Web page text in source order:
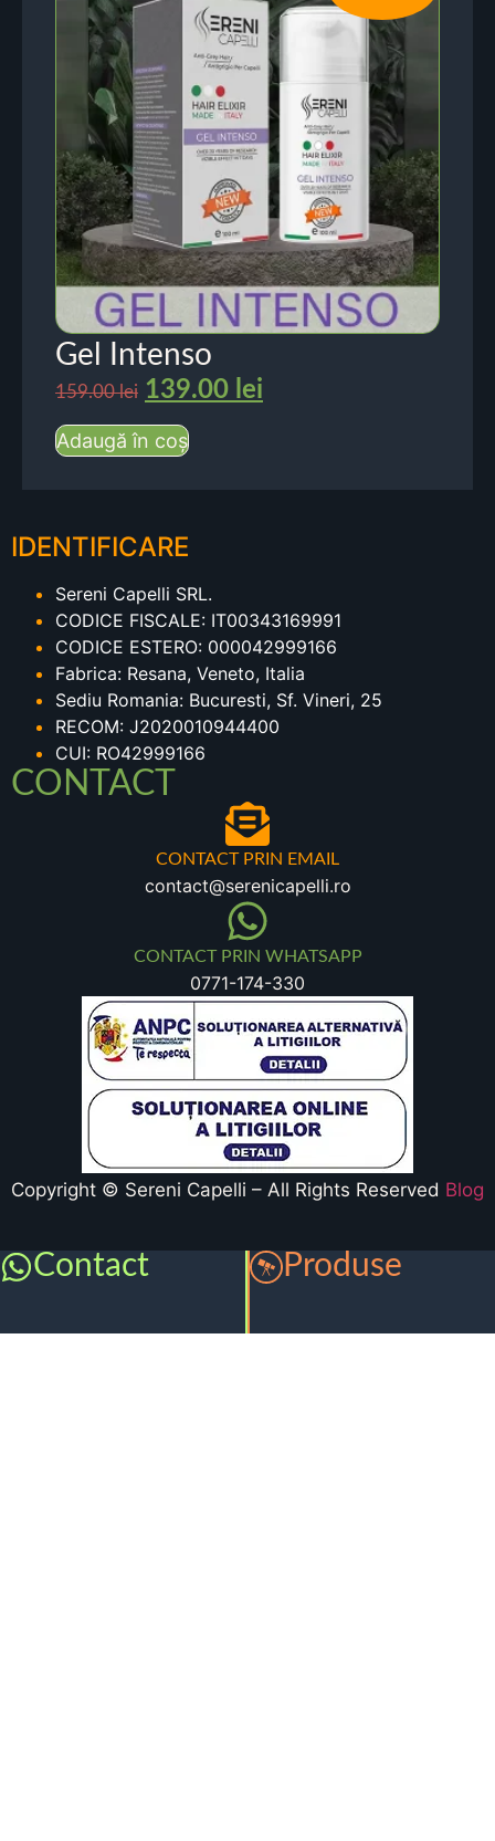
Gel Intenso
159.00lei 139.00 lei
Adaugă în coș
IDENTIFICARE
Sereni Capelli SRL.
CODICE FISCALE: IT00343169991
CODICE ESTERO: 000042999166
Fabrica: Resana, Veneto, Italia
Sediu Romania: Bucuresti, Sf. Vineri, 25
RECOM: J2020010944400
CUI: RO42999166
CONTACT
CONTACT PRIN EMAIL
contact@serenicapelli.ro
CONTACT PRIN WHATSAPP
0771-174-330
Copyright © Sereni Capelli – All Rights Reserved Blog
Contact Produse